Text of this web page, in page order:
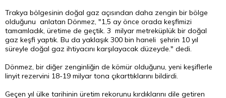
Trakya bölgesinin doğal gaz açısından daha zengin bir bölge
olduğunu anlatan Dönmez, "1,5 ay önce orada keşfimizi
tamamladık, üretime de geçtik. 3 milyar metreküplük bir doğal
gaz keşfi yaptık. Bu da yaklaşık 300 bin haneli şehrin 10 yıl
süreyle doğal gaz ihtiyacını karşılayacak düzeyde." dedi.
Dönmez, bir diğer zenginliğin de kömür olduğunu, yeni keşiflerle
linyit rezervini 18-19 milyar tona çıkarttıklarını bildirdi.
Geçen yıl ülke tarihinin üretim rekorunu kırdıklarını dile getiren